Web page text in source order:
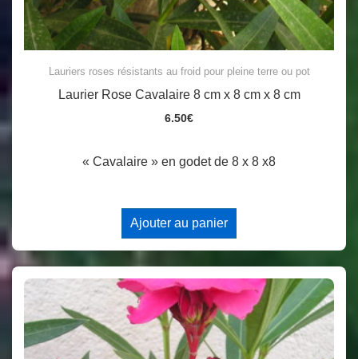
Lauriers roses résistants au froid pour pleine terre ou pot
Laurier Rose Cavalaire 8 cm x 8 cm x 8 cm
6.50€
« Cavalaire » en godet de 8 x 8 x8
Ajouter au panier